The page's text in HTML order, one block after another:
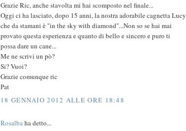
Grazie Ric, anche stavolta mi hai scomposto nel finale...
Oggi ci ha lasciato, dopo 15 anni, la nostra adorabile cagnetta Lucy
che da stamani è "in the sky with diamond"...Non so se hai mai
provato questa esperienza e quanto di bello e sincero e puro ti
possa dare un cane...
Me ne scrivi un pò?
Si? Vuoi?
Grazie comunque ric
Pat
18 GENNAIO 2012 ALLE ORE 18:48
Rosalba ha detto...